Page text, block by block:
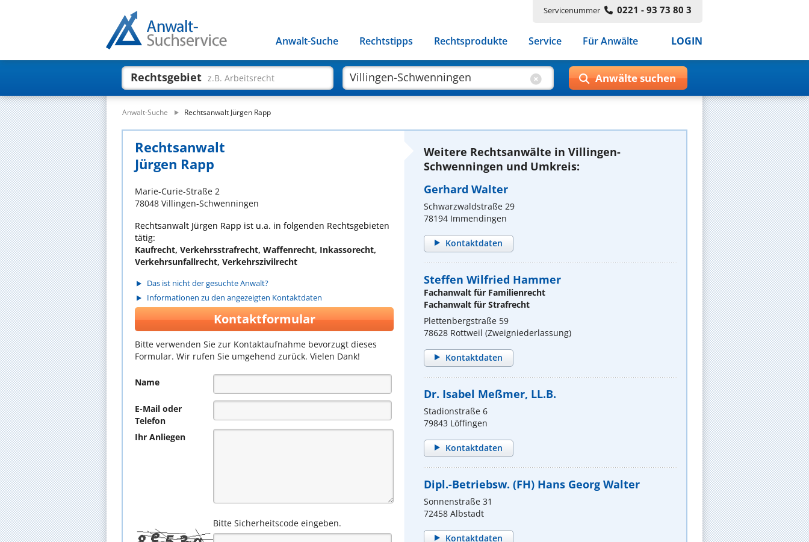
Servicenummer 0221 - 93 73 80 3
Anwalt-Suche Rechtstipps Rechtsprodukte Service Für Anwälte LOGIN
Rechtsgebiet z.B. Arbeitsrecht
Anwalt-Suche Rechtsanwalt Jürgen Rapp
Rechtsanwalt
Jürgen Rapp
Marie-Curie-Straße 2
78048 Villingen-Schwenningen
Rechtsanwalt Jürgen Rapp ist u.a. in folgenden Rechtsgebieten
tätig:
Kaufrecht, Verkehrsstrafrecht, Waffenrecht, Inkassorecht,
Verkehrsunfallrecht, Verkehrszivilrecht
Das ist nicht der gesuchte Anwalt?
Informationen zu den angezeigten Kontaktdaten
Kontaktformular
Bitte verwenden Sie zur Kontaktaufnahme bevorzugt dieses
Formular. Wir rufen Sie umgehend zurück. Vielen Dank!
Name
E-Mail oder
Telefon
Ihr Anliegen
Bitte Sicherheitscode eingeben.
Weitere Rechtsanwälte in Villingen-
Schwenningen und Umkreis:
Gerhard Walter
Schwarzwaldstraße 29
78194 Immendingen
Kontaktdaten
Steffen Wilfried Hammer
Fachanwalt für Familienrecht
Fachanwalt für Strafrecht
Plettenbergstraße 59
78628 Rottweil (Zweigniederlassung)
Kontaktdaten
Dr. Isabel Meßmer, LL.B.
Stadionstraße 6
79843 Löffingen
Kontaktdaten
Dipl.-Betriebsw. (FH) Hans Georg Walter
Sonnenstraße 31
72458 Albstadt
Kontaktdaten